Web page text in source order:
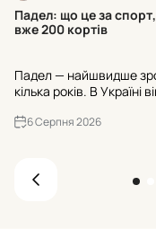
Падел: що це за спорт,
вже 200 кортів
Падел — найшвидше
кілька років. В Україні
до кінця 2026 року
6 Серпня 2026